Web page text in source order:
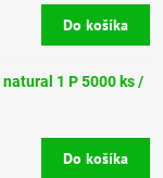
Do košíka
1 P 5000 ks /
Do košíka